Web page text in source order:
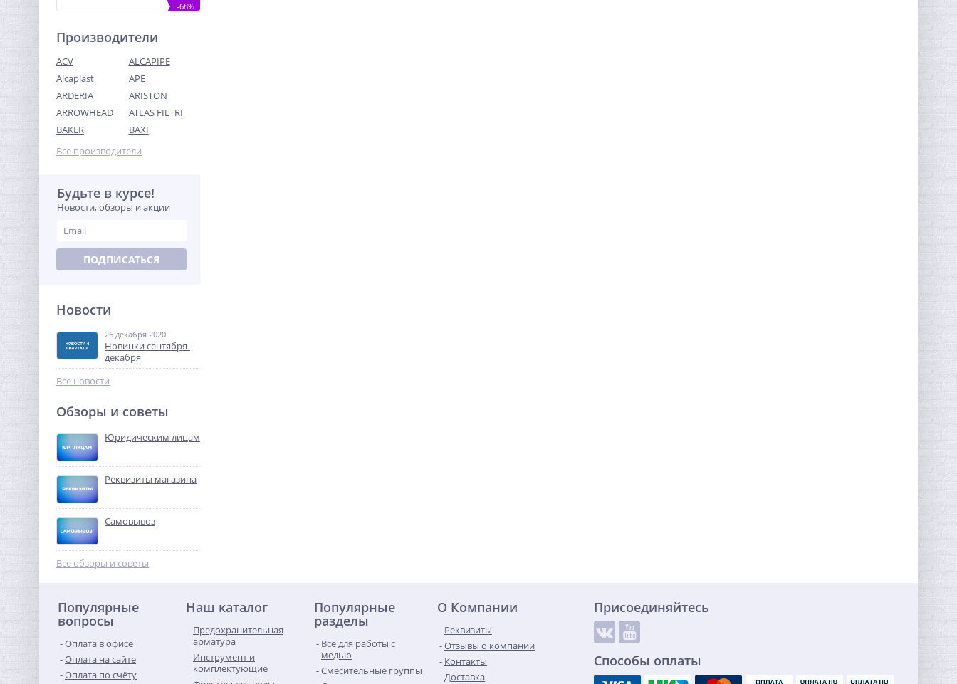
-68%
Датчик контроля воды
SW005-20 Neptun
проводной (20м)
2 514,88
Кран шаровый с
электроприводом
BugattiPro 220В 1"1/2
16 325,12
Клапан
предохранительный 1/2
x3/4х1/4 ROMMER для
1 985,00 руб.
-68%
Производители
ACV
ALCAPIPE
Alcaplast
APE
ARDERIA
ARISTON
ARROWHEAD
ATLAS FILTRI
BAKER
BAXI
Все производители
Будьте в курсе!
Новости, обзоры и акции
ПОДПИСАТЬСЯ
Новости
26 декабря 2020
Новинки сентября-
декабря
Все новости
Обзоры и советы
Юридическим лицам
Реквизиты магазина
Самовывоз
Все обзоры и советы
Популярные
вопросы
Оплата в офисе
Оплата на сайте
Оплата по счёту
Наш каталог
Предохранительная
арматура
Инструмент и
комплектующие
Популярные
разделы
Все для работы с
медью
Смесительные группы
О Компании
Реквизиты
Отзывы о компании
Контакты
Доставка
Присоединяйтесь
Способы оплаты